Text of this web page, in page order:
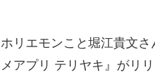
ホリエモンこと堀江貴文
メアプリ テリヤキ』がリ